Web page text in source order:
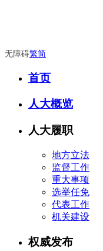
无障碍繁简
首页
人大概览
人大履职
地方立法
监督工作
重大事项
选举任免
代表工作
机关建设
权威发布